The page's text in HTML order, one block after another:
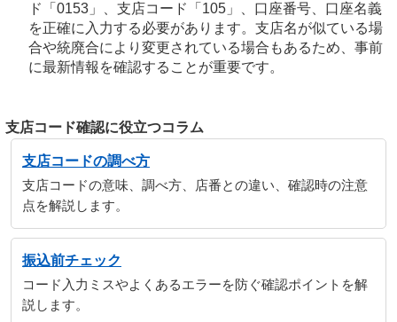
ド「0153」、支店コード「105」、口座番号、口座名義
を正確に入力する必要があります。支店名が似ている場
合や統廃合により変更されている場合もあるため、事前
に最新情報を確認することが重要です。
支店コード確認に役立つコラム
支店コードの調べ方
支店コードの意味、調べ方、店番との違い、確認時の注意
点を解説します。
振込前チェック
コード入力ミスやよくあるエラーを防ぐ確認ポイントを解
説します。